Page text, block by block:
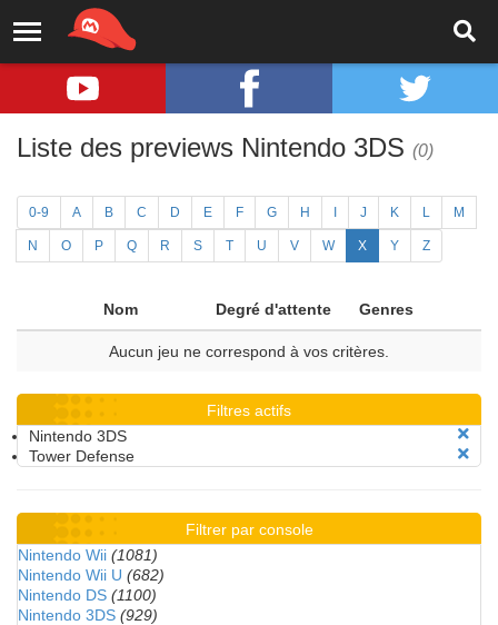
Liste des previews Nintendo 3DS (0)
0-9 A B C D E F G H J K L M
N O P Q R S T U V W X Y Z
Nom Degré d'attente Genres
Aucun jeu ne correspond à vos critères.
Filtres actifs
Nintendo 3DS
Tower Defense
Filtrer par console
Nintendo Wii (1081)
Nintendo Wii U (682)
Nintendo DS (1100)
Nintendo 3DS (929)